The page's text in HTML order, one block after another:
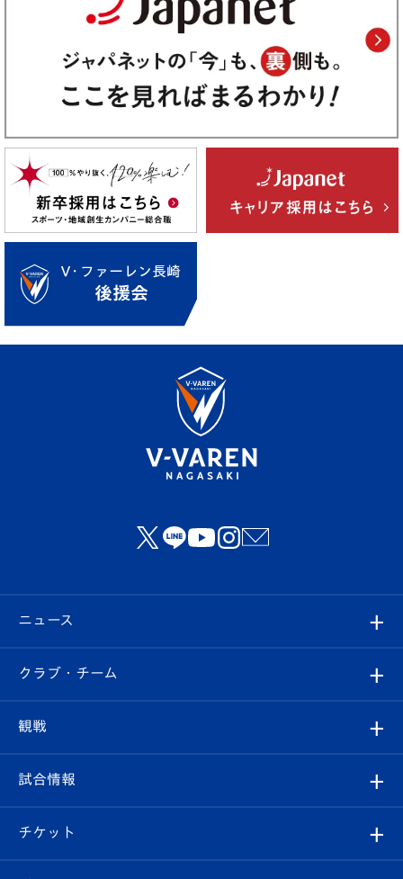
ニュース
すべて
クラブ
試合情報
クラブ・チーム
クラブ概要
エンブレム紹介
観戦
観戦ルール
はじめての観戦ガイド
試合情報
試合日程/結果
チケット